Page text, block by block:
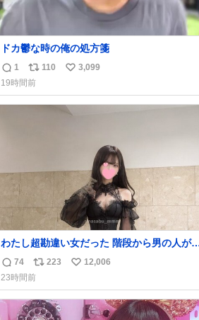
ドカ鬱な時の俺の処方箋
返
信
数
1
リ
ポ
ス
110
い
ね
数
3,099
19時間前
わたし超勘違い女だった 階段から男の人が降
りて来てたんだけど この格好の女が立ってた
ら一回は足が止まるでしょ？普通。降りてき
たのは仕事帰りっぽい男の人で、足取り重そ
うに歩いてて見るからに異変を感じたんだけ
返
信
数
74
リ
ポ
ス
ト
223
い
ね
12,006
23時間前